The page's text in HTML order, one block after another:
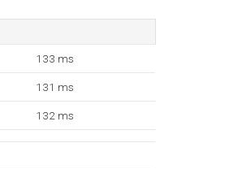
133 ms
131 ms
132 ms